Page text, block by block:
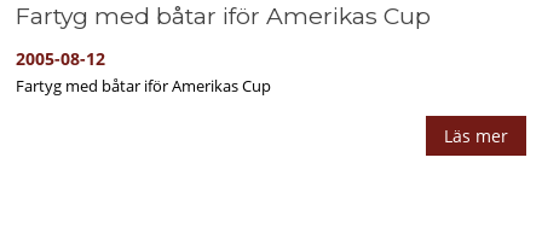
Fartyg med båtar iför Amerikas Cup
2005-08-12
Fartyg med båtar iför Amerikas Cup
Läs mer